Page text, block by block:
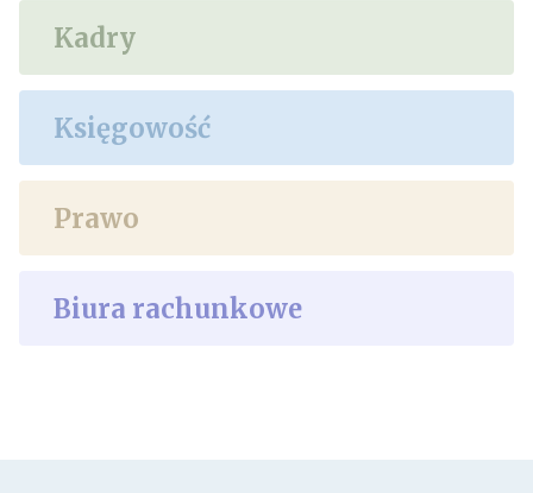
Kadry
Księgowość
Prawo
Biura rachunkowe